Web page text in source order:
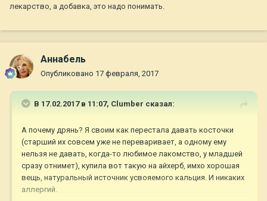
лекарство, а добавка, это надо понимать.
Aннaбель
Опубликовано 17 февраля, 2017
В 17.02.2017 в 11:07, Clumber сказал:
А почему дрянь? Я своим как перестала давать косточки
(старший их совсем уже не переваривает, а одному ему
нельзя не давать, когда-то любимое лакомство, у младшей
сразу отнимет), купила вот такую на айхерб, имхо хорошая
вещь, натуральный источник усвояемого кальция. И никаких
аллергий.